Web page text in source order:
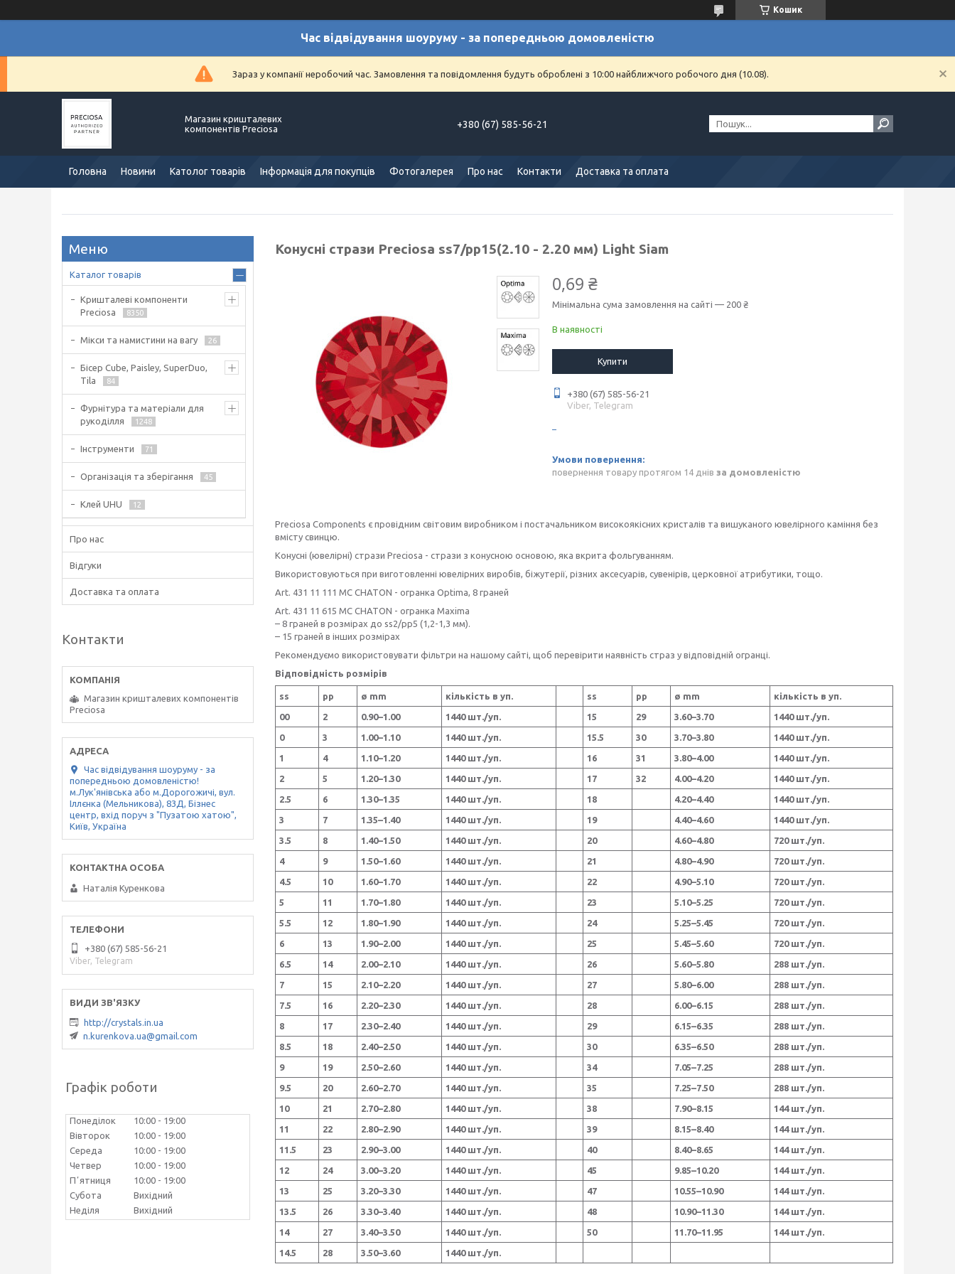
Кошик
Час відвідування шоуруму - за попередньою домовленістю
Зараз у компанії неробочий час. Замовлення та повідомлення будуть оброблені з 10:00 найближчого робочого дня (10.08).
Магазин кришталевих
компонентів Preciosa
+380 (67) 585-56-21
Головна Новини Католог товарів Інформація для покупців Фотогалерея Про нас Контакти Доставка та оплата
Конусні стрази Preciosa ss7/pp15(2.10 - 2.20 мм) Light Siam
0,69 ₴
Мінімальна сума замовлення на сайті — 200 ₴
В наявності
Купити
+380 (67) 585-56-21
Viber, Telegram
повернення товару протягом 14 днів за домовленістю
Preciosa Components є провідним світовим виробником і постачальником високоякісних кристалів та вишуканого ювелірного каміння без
вмісту свинцю.
Конусні (ювелірні) стрази Preciosa - стрази з конусною основою, яка вкрита фольгуванням.
Використовуються при виготовленні ювелірних виробів, біжутерії, різних аксесуарів, сувенірів, церковної атрибутики, тощо.
Art. 431 11 111 MC CHATON - огранка Optima, 8 граней
Art. 431 11 615 MC CHATON - огранка Maxima
– 8 граней в розмірах до ss2/pp5 (1,2-1,3 мм).
– 15 граней в інших розмірах
Рекомендуємо використовувати фільтри на нашому сайті, щоб перевірити наявність страз у відповідній огранці.
Відповідність розмірів
ss pp ø mm кількість в уп. ss pp ø mm кількість в уп.
00 2 0.90–1.00 1440 шт./уп. 15 29 3.60–3.70 1440 шт./уп.
0 3 1.00–1.10 1440 шт./уп. 15.5 30 3.70–3.80 1440 шт./уп.
1 4 1.10–1.20 1440 шт./уп. 16 31 3.80–4.00 1440 шт./уп.
2 5 1.20–1.30 1440 шт./уп. 17 32 4.00–4.20 1440 шт./уп.
2.5 6 1.30–1.35 1440 шт./уп. 18 4.20–4.40 1440 шт./уп.
3 7 1.35–1.40 1440 шт./уп. 19 4.40–4.60 1440 шт./уп.
3.5 8 1.40–1.50 1440 шт./уп. 20 4.60–4.80 720 шт./уп.
4 9 1.50–1.60 1440 шт./уп. 21 4.80–4.90 720 шт./уп.
4.5 10 1.60–1.70 1440 шт./уп. 22 4.90–5.10 720 шт./уп.
5 11 1.70–1.80 1440 шт./уп. 23 5.10–5.25 720 шт./уп.
5.5 12 1.80–1.90 1440 шт./уп. 24 5.25–5.45 720 шт./уп.
6 13 1.90–2.00 1440 шт./уп. 25 5.45–5.60 720 шт./уп.
6.5 14 2.00–2.10 1440 шт./уп. 26 5.60–5.80 288 шт./уп.
7 15 2.10–2.20 1440 шт./уп. 27 5.80–6.00 288 шт./уп.
7.5 16 2.20–2.30 1440 шт./уп. 28 6.00–6.15 288 шт./уп.
8 17 2.30–2.40 1440 шт./уп. 29 6.15–6.35 288 шт./уп.
8.5 18 2.40–2.50 1440 шт./уп. 30 6.35–6.50 288 шт./уп.
9 19 2.50–2.60 1440 шт./уп. 34 7.05–7.25 288 шт./уп.
9.5 20 2.60–2.70 1440 шт./уп. 35 7.25–7.50 288 шт./уп.
10 21 2.70–2.80 1440 шт./уп. 38 7.90–8.15 144 шт./уп.
11 22 2.80–2.90 1440 шт./уп. 39 8.15–8.40 144 шт./уп.
11.5 23 2.90–3.00 1440 шт./уп. 40 8.40–8.65 144 шт./уп.
12 24 3.00–3.20 1440 шт./уп. 45 9.85–10.20 144 шт./уп.
13 25 3.20–3.30 1440 шт./уп. 47 10.55–10.90 144 шт./уп.
13.5 26 3.30–3.40 1440 шт./уп. 48 10.90–11.30 144 шт./уп.
14 27 3.40–3.50 1440 шт./уп. 50 11.70–11.95 144 шт./уп.
14.5 28 3.50–3.60 1440 шт./уп.
Каталог товарів
Кришталеві компоненти
Preciosa
8350
Мікси та намистини на вагу 26
Бісер Cube, Paisley, SuperDuo,
Tila
84
Фурнітура та матеріали для
рукоділля
1248
Інструменти 71
Організація та зберігання 45
Клей UHU 12
Про нас
Відгуки
Доставка та оплата
Контакти
Магазин кришталевих компонентів
Preciosa
Час відвідування шоуруму - за
попередньою домовленістю!
м.Лук'янівська або м.Дорогожичі, вул.
Іллєнка (Мельникова), 83Д, Бізнес
центр, вхід поруч з "Пузатою хатою",
Київ, Україна
Наталія Куренкова
+380 (67) 585-56-21
Viber, Telegram
http://crystals.in.ua
n.kurenkova.ua@gmail.com
Графік роботи
Понеділок 10:00
19:00
Вівторок
10:00
19:00
Середа
10:00
19:00
Четвер
10:00
19:00
Пʼятниця
10:00
19:00
Субота
Вихідний
Неділя
Вихідний